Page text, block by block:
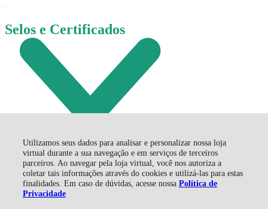
Utilizamos seus dados para analisar e personalizar nossa loja
virtual durante a sua navegação e em serviços de terceiros
parceiros. Ao navegar pela loja virtual, você nos autoriza a
coletar tais informações através do cookies e utilizá-las para estas
finalidades. Em caso de dúvidas, acesse nossa Política de
Privacidade
Selos e Certificados
R$ 55,67